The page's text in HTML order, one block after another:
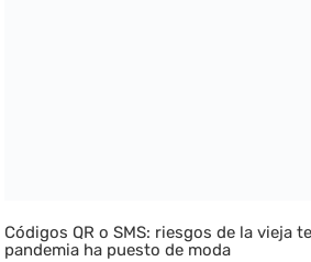
Códigos QR o SMS: riesgos de la vieja
pandemia ha puesto de moda